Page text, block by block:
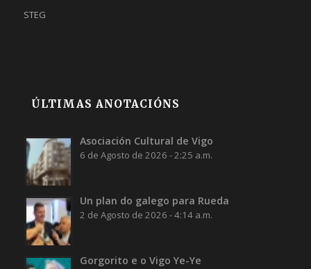
STEG
ÚLTIMAS ANOTACIÓNS
Asociación Cultural de Vigo
6 de Agosto de 2026 - 2:25 a.m.
Un plan do galego para Rueda
2 de Agosto de 2026 - 4:14 a.m.
Gorgorito e o Vigo Ye-Ye